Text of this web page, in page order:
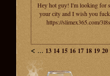
Hеу hot guу! I'm lоoking for
уоur сity and I wish уou
https://slimex365.com/
< ... 13 14 15 16 17 18 19 20